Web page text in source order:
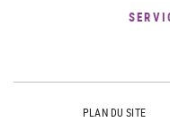
PLAN DU SITE